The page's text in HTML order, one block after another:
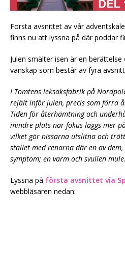
Första avsnittet av vår
finns nu att lyssna på där poddar
Julen smälter isen är en
vänskap som består av fyra
I Tomtens leksaksfabrik på
rejält inför julen, precis som förra
Tiden för återhämtning och
mindre plats när fokus läggs mer
vilket gör nissarna utslitna och
stallet med renarna där en av
symptom; en varm och svullen mule.
Lyssna på första avsnittet via
webbläsaren nedan: